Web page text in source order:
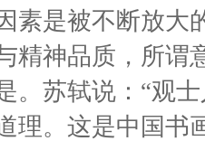
素是被不断放大
精神品质，所谓
。苏轼说：“观
理。这是中国书